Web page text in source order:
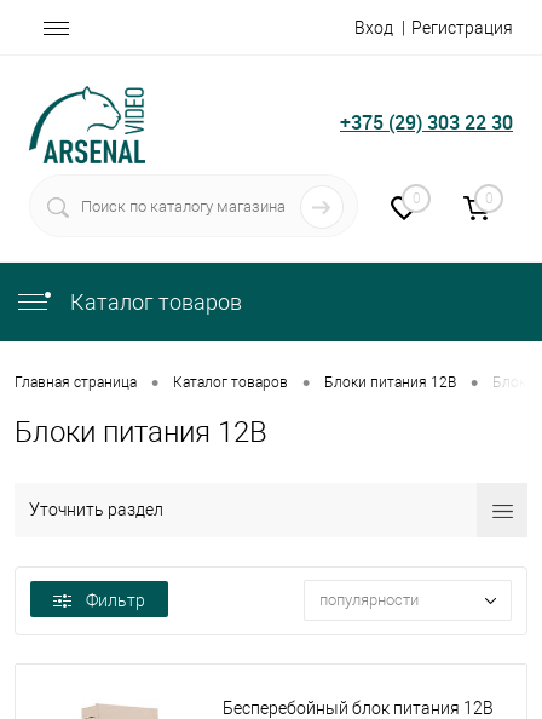
Вход Регистрация
+375 (29) 303 22 30
0 0
Каталог товаров
Главная страница • Каталог товаров • Блоки питания 12В • Блоки
Блоки питания 12В
Уточнить раздел
Фильтр популярности
Бесперебойный блок питания 12В